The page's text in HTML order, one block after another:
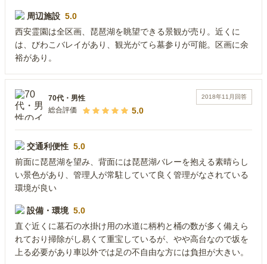
周辺施設 5.0
西安霊園は全区画、琵琶湖を眺望できる景観が売り。近くに
は、びわこバレイがあり、観光がてら墓参りが可能。区画に余
裕があり。
2018年11月 回答
70代 ・ 男性
総合評価
5.0
交通利便性 5.0
前面に琵琶湖を望み、背面には琵琶湖バレーを抱える素晴らし
い景色があり、管理人が常駐していて良く管理がなされている
環境が良い
設備・環境 5.0
直ぐ近くに墓石の水掛け用の水道に柄杓と桶の数が多く備えら
れており掃除がし易くて重宝しているが、やや高台なので坂を
上る必要があり車以外では足の不自由な方には負担が大きい。